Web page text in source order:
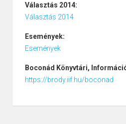
Választás 2014:
Választás 2014
Események:
Események
Boconád Könyvtári,
https://brody.iif.hu/boconad